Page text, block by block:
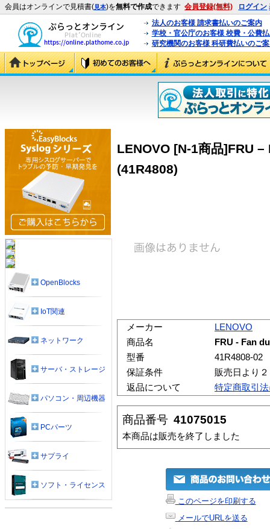
会員はオンラインで見積書(見本)を無料で作成できます 会員登録(無料) ログイン
法人のお客様 請求書払いのご案内
学校・官公庁のお客様 校費・公費
研究機関のお客様 科研費払いのご
LENOVO [N-1商品]FRU
(41R4808)
メーカー
LENOVO
商品名
FRU - Fan
型番
41R4808-02
保証条件
販売日より
返品について
特定商取引
商品番号 41075015
本商品は販売を終了しました
このページを印刷する
メールでURLを送る
OpenBlocks
IoT関連
ネットワーク
サーバ・ストレージ
パソコン・周辺機器
PCパーツ
サプライ
ソフト・ライセンス